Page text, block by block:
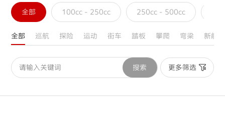
全领域产品
技术创新
赛事运动
全部 100cc - 250cc 250cc - 500cc
搜索 更多筛选
全部 巡航 探险 运动 街车 踏板 攀爬 弯梁 新能